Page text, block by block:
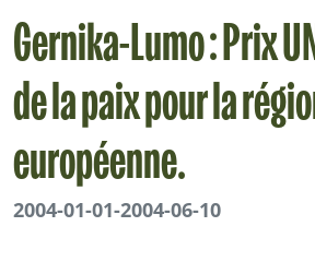
Gernika-Lumo : Prix
de la paix pour la
européenne.
2004-01-01-2004-06-10